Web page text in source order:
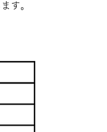
す。